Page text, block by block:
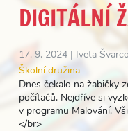
DIGITÁLNÍ
17. 9. 2024 | Iveta
Školní družina
Dnes čekalo na žabičky
počítačů. Nejdříve si
v programu Malování.
</br>